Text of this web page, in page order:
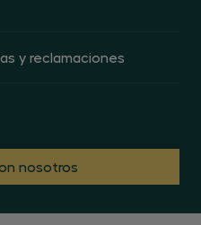
y reclamaciones
nosotros